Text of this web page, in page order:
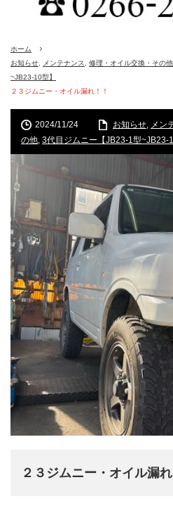
ホーム
お知らせ
メンテナンス 修理・オイル交換・その他
~JB23-10型】
２３ジムニー・オイル漏れ！！
2024/11/24 お知らせ メン
の他 3代目ジムニー【JB23-1型~JB23-
２３ジムニー・オイル漏れ